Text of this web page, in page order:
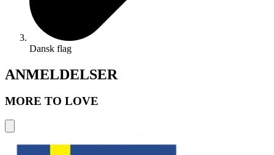
Dansk flag
ANMELDELSER
MORE TO LOVE